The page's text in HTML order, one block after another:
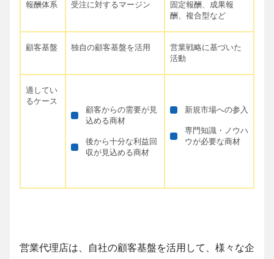
報酬体系 受注に対するマージン
固定報酬、成果報
酬、複合型など
顧客基盤 独自の顧客基盤を活用
営業戦略に基づいた
活動
適してい
るケース
顧客からの需要が見
込める商材
後から十分な利益回
収が見込める商材
新規市場への参入
専門知識・ノウハ
ウが必要な商材
営業代理店は、自社の顧客基盤を活用して、様々な企